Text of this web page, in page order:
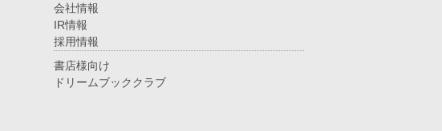
会社情報
IR情報
採用情報
書店様向け
ドリームブッククラブ